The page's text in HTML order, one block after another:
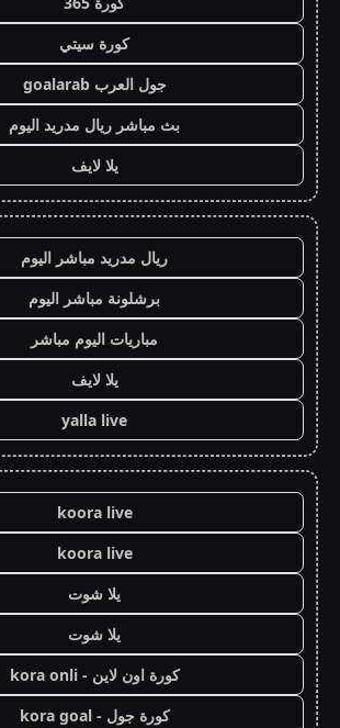
كورة سيتي
جول العرب goalarab
بث مباشر ريال مدريد اليوم
يلا لايف
ريال مدريد مباشر اليوم
برشلونة مباشر اليوم
مباريات اليوم مباشر
يلا لايف
yalla live
koora live
koora live
يلا شوت
يلا شوت
كورة اون لاين - kora onli
كورة جول - kora goal